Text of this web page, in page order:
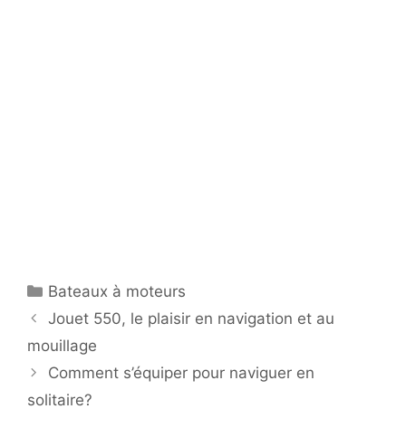
Catégories
Bateaux à moteurs
Jouet 550, le plaisir en navigation et au
mouillage
Comment s’équiper pour naviguer en
solitaire?